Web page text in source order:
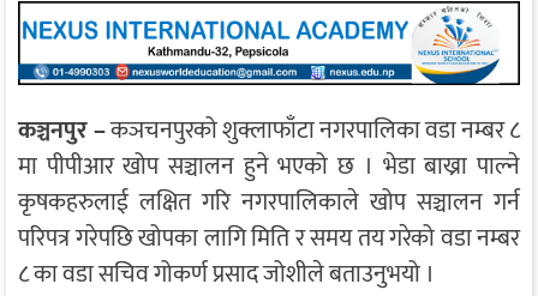
कञ्चनपुर –कञचनपुरको शुक्लाफाँटा नगरपालिका वडा नम्बर ८
मा पीपीआर खोप सञ्चालन हुने भएको छ । भेडा बाख्रा पाल्ने
कृषकहरुलाई लक्षित गरि नगरपालिकाले खोप सञ्चालन गर्न
परिपत्र गरेपछि खोपका लागि मिति र समय तय गरेको वडा नम्बर
८ का वडा सचिव गोकर्ण प्रसाद जोशीले बताउनुभयो ।